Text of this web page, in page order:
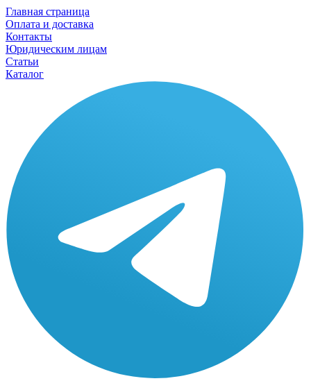
Главная страница
Оплата и доставка
Контакты
Юридическим лицам
Статьи
Каталог